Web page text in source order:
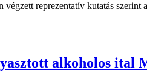
végzett reprezentatív kutatás
alkoholos ital